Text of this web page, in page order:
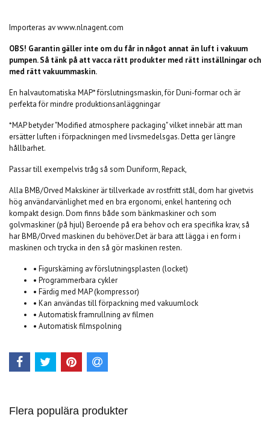
Importeras av www.nlnagent.com
OBS! Garantin gäller inte om du får in något annat än luft i vakuum
pumpen. Så tänk på att vacca rätt produkter med rätt inställningar och
med rätt vakuummaskin.
En halvautomatiska MAP* förslutningsmaskin, för Duni-formar och är
perfekta för mindre produktionsanläggningar
*MAP betyder "Modified atmosphere packaging" vilket innebär att man
ersätter luften i förpackningen med livsmedelsgas. Detta ger längre
hållbarhet.
Passar till exempelvis tråg så som Duniform, Repack,
Alla BMB/Orved Makskiner är tillverkade av rostfritt stål, dom har givetvis
hög användarvänlighet med en bra ergonomi, enkel hantering och
kompakt design. Dom finns både som bänkmaskiner och som
golvmaskiner (på hjul) Beroende på era behov och era specifika krav, så
har BMB/Orved maskinen du behöver.Det är bara att lägga i en form i
maskinen och trycka in den så gör maskinen resten.
• Figurskärning av förslutningsplasten (locket)
• Programmerbara cykler
• Färdig med MAP (kompressor)
• Kan användas till förpackning med vakuumlock
• Automatisk framrullning av filmen
• Automatisk filmspolning
Flera populära produkter